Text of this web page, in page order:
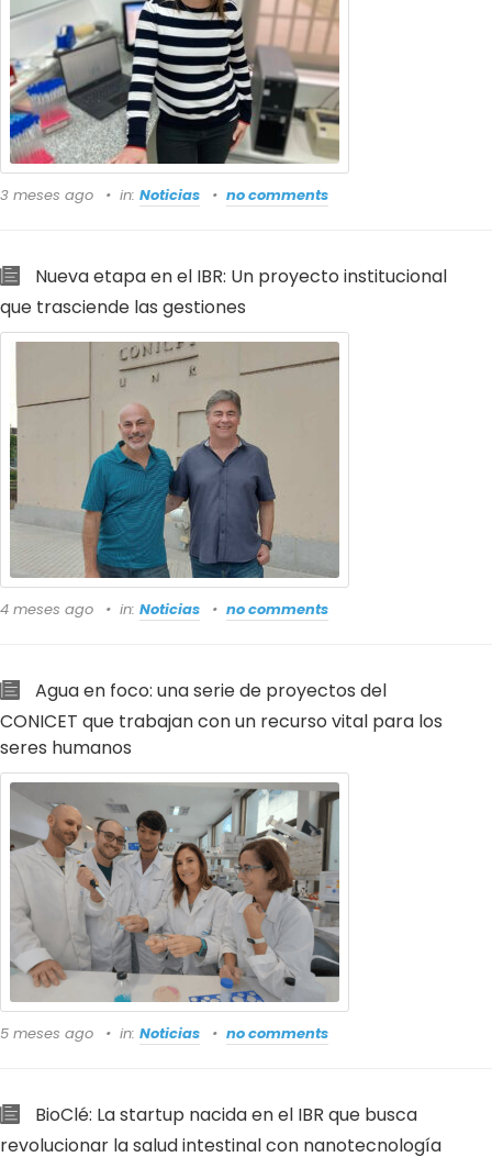
3 meses ago in: Noticias no comments
Nueva etapa en el IBR: Un proyecto institucional
que trasciende las gestiones
4 meses ago in: Noticias no comments
Agua en foco: una serie de proyectos del
CONICET que trabajan con un recurso vital para los
seres humanos
5 meses ago in: Noticias no comments
BioClé: La startup nacida en el IBR que busca
revolucionar la salud intestinal con nanotecnología